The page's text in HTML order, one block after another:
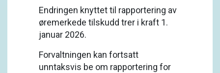
Endringen knyttet til rapportering av
øremerkede tilskudd trer i kraft 1.
januar 2026.
Forvaltningen kan fortsatt
unntaksvis be om rapportering for